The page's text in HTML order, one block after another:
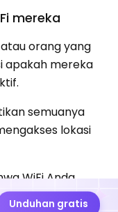
mereka
orang yang
apakah mereka
semuanya
lokasi
WiFi Anda
yang
Unduhan gratis